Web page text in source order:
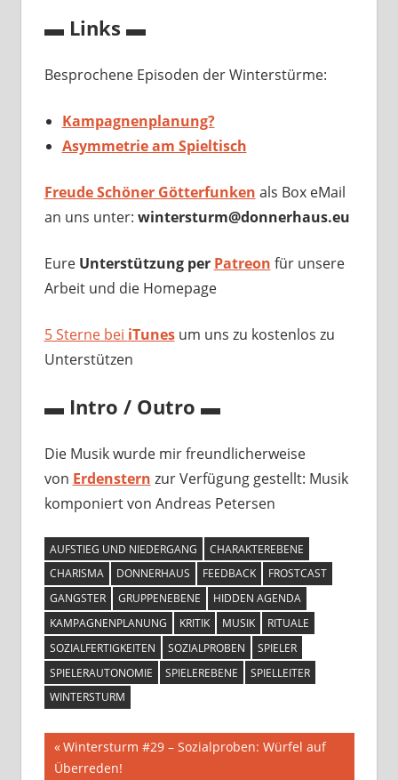
▬ Links ▬
Besprochene Episoden der Winterstürme:
Kampagnenplanung?
Asymmetrie am Spieltisch
Freude Schöner Götterfunken als Box eMail
an uns unter: wintersturm@donnerhaus.eu
Eure Unterstützung per Patreon für unsere
Arbeit und die Homepage
5 Sterne bei iTunesum uns zu kostenlos zu
Unterstützen
▬ Intro / Outro ▬
Die Musik wurde mir freundlicherweise
von Erdenstern zur Verfügung gestellt: Musik
komponiert von Andreas Petersen
AUFSTIEG UND NIEDERGANG
CHARAKTEREBENE
CHARISMA
DONNERHAUS FEEDBACK
FROSTCAST
GANGSTER
GRUPPENEBENE
HIDDEN AGENDA
KAMPAGNENPLANUNG
KRITIK MUSIK
RITUALE
SOZIALFERTIGKEITEN
SOZIALPROBEN
SPIELER
SPIELERAUTONOMIE
SPIELEREBENE
SPIELLEITER
WINTERSTURM
Beitragsnavigation
Vorheriger
Beitrag:
Wintersturm #29 – Sozialproben: Würfel auf
Überreden!